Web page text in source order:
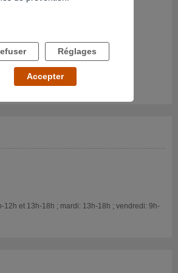
St Joseph
asso.fr
12h et 13h-18h ; mardi: 13h-18h ; vendredi: 9h-
Réglages
Accepter